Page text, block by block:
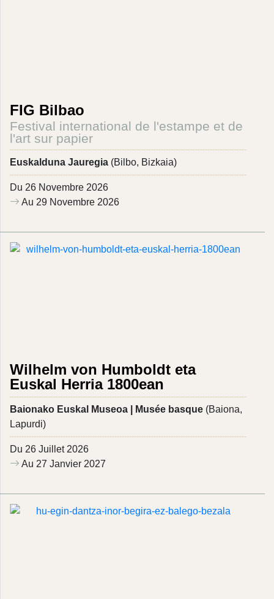
FIG Bilbao
Festival international de l'estampe et de
l'art sur papier
Euskalduna Jauregia (Bilbo, Bizkaia)
Du 26 Novembre 2026
Au 29 Novembre 2026
Wilhelm von Humboldt eta
Euskal Herria 1800ean
Baionako Euskal Museoa | Musée basque (Baiona,
Lapurdi)
Du 26 Juillet 2026
Au 27 Janvier 2027